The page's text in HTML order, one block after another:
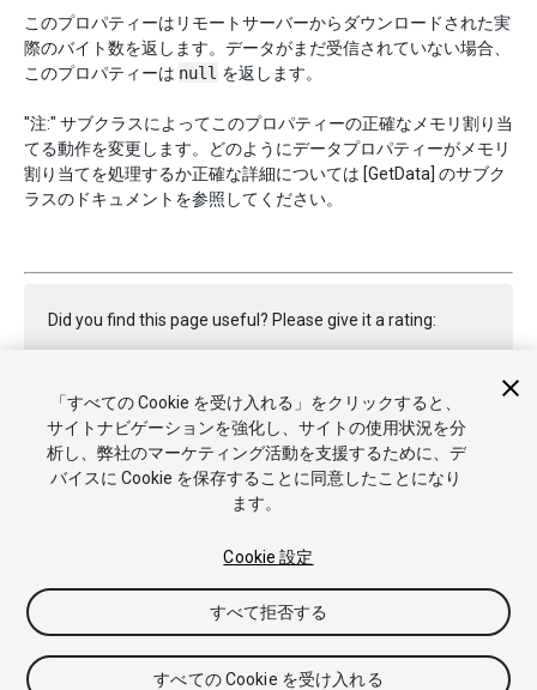
このプロパティーはリモートサーバーからダウンロードされた実
際のバイト数を返します。データがまだ受信されていない場合、
このプロパティーは null を返します。
"注:" サブクラスによってこのプロパティーの正確なメモリ割り当
てる動作を変更します。どのようにデータプロパティーがメモリ
割り当てを処理するか正確な詳細については [GetData] のサブク
ラスのドキュメントを参照してください。
Did you find this page useful? Please give it a rating:
Report a problem on this page
Copyright © 2021 Unity Technologies. Publication 2021.1
チュートリアル
Answers ナレッジベース
クッキー
私の個人情報を販売または共有しない
「すべての Cookie を受け入れる」をクリックすると、
サイトナビゲーションを強化し、サイトの使用状況を分
析し、弊社のマーケティング活動を支援するために、デ
バイスに Cookie を保存することに同意したことになり
ます。
Cookie 設定
すべて拒否する
すべての Cookie を受け入れる